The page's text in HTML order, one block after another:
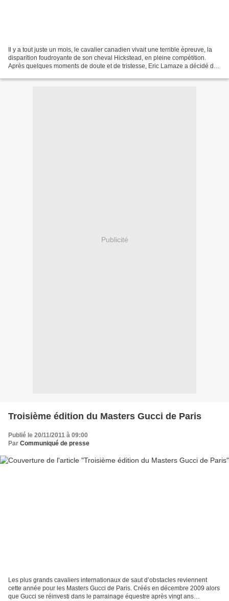
Il y a tout juste un mois, le cavalier canadien vivait une terrible épreuve, la
disparition foudroyante de son cheval Hickstead, en pleine compétition.
Après quelques moments de doute et de tristesse, Eric Lamaze a décidé de
Publicité
Troisième édition du Masters Gucci de Paris
Publié le 20/11/2011 à 09:00
Par Communiqué de presse
Les plus grands cavaliers internationaux de saut d’obstacles reviennent
cette année pour les Masters Gucci de Paris. Créés en décembre 2009 alors
que Gucci se réinvesti dans le parrainage équestre après vingt ans